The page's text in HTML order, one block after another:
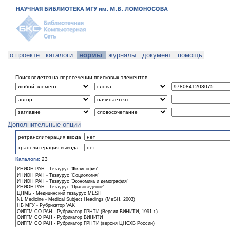
о проекте каталоги нормы журналы документ помощь
Поиск ведется на пересечении поисковых элементов.
Дополнительные опции
ретранслитерация ввода
транслитерация вывода
Каталоги: 23